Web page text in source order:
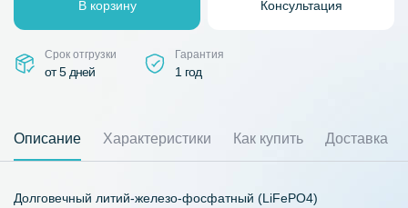
В корзину Консультация
Срок отгрузки
от 5 дней
Гарантия
1 год
Описание Характеристики Как купить Доставка
Долговечный литий-железо-фосфатный (LiFePO4)